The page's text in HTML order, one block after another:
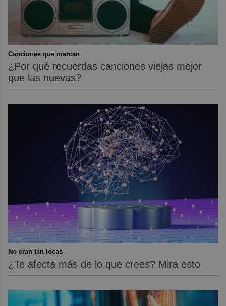
Canciones que marcan
¿Por qué recuerdas canciones viejas mejor
que las nuevas?
No eran tan locas
¿Te afecta más de lo que crees? Mira esto